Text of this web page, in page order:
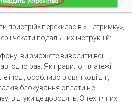
пристрій» перекидає в «Підтримку»,
і чекати подальших інструкцій:
ви зможете виводити всі
раз. Як правило, платежі
іноді, особливо в святкові дні,
блокування оплати не
відгуки це доводять. З технічних